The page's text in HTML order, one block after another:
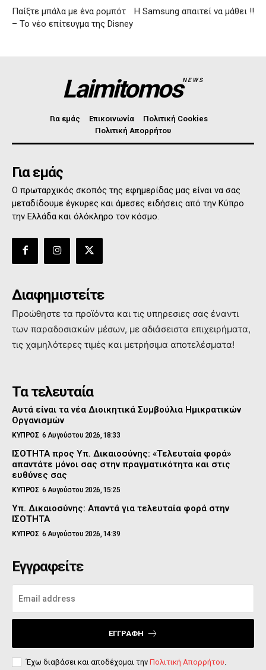
Παίξτε μπάλα με ένα ρομπότ
– Το νέο επίτευγμα της Disney
Η Samsung απαιτεί να μάθει !!
LaimitomosNEWS
Για εμάς Επικοινωνία
Πολιτική Cookies
Πολιτική Απορρήτου
Για εμάς
Ο πρωταρχικός σκοπός της εφημερίδας μας είναι να σας
μεταδίδουμε έγκυρες και άμεσες ειδήσεις από την Κύπρο
την Ελλάδα και όλόκληρο τον κόσμο.
Διαφημιστείτε
Προώθηστε τα προϊόντα και τις υπηρεσιες σας έναντι
των παραδοσιακών μέσων, με αδιάσειστα επιχειρήματα,
τις χαμηλότερες τιμές και μετρήσιμα αποτελέσματα!
Τα τελευταία
Αυτά είναι τα νέα Διοικητικά Συμβούλια Ημικρατικών
Οργανισμών
ΚΥΠΡΟΣ 6 Αυγούστου 2026, 18:33
ΙΣΟΤΗΤΑ προς Υπ. Δικαιοσύνης: «Τελευταία φορά»
απαντάτε μόνοι σας στην πραγματικότητα και στις
ευθύνες σας
ΚΥΠΡΟΣ 6 Αυγούστου 2026, 15:25
Υπ. Δικαιοσύνης: Απαντά για τελευταία φορά στην
ΙΣΟΤΗΤΑ
ΚΥΠΡΟΣ 6 Αυγούστου 2026, 14:39
Εγγραφείτε
ΕΓΓΡΑΦΉ
Έχω διαβάσει και αποδέχομαι την Πολιτική Απορρήτου